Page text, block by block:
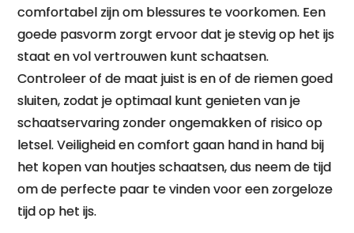
comfortabel zijn om blessures te voorkomen. Een
goede pasvorm zorgt ervoor dat je stevig op het ijs
staat en vol vertrouwen kunt schaatsen.
Controleer of de maat juist is en of de riemen goed
sluiten, zodat je optimaal kunt genieten van je
schaatservaring zonder ongemakken of risico op
letsel. Veiligheid en comfort gaan hand in hand bij
het kopen van houtjes schaatsen, dus neem de tijd
om de perfecte paar te vinden voor een zorgeloze
tijd op het ijs.